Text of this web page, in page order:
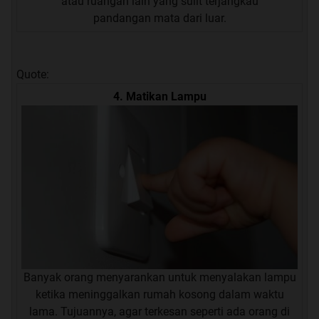
pandangan mata dari luar.
Quote:
4. Matikan Lampu
Banyak orang menyarankan untuk menyalakan lampu
ketika meninggalkan rumah kosong dalam waktu
lama. Tujuannya, agar terkesan seperti ada orang di